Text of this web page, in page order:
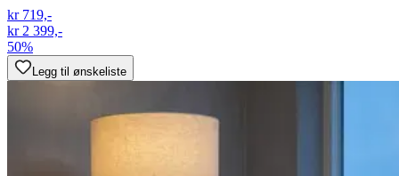
kr 719,-
kr 2 399,-
50%
Legg til ønskeliste